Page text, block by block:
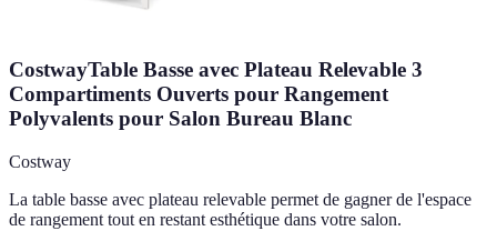
CostwayTable Basse avec Plateau Relevable 3
Compartiments Ouverts pour Rangement
Polyvalents pour Salon Bureau Blanc
Costway
La table basse avec plateau relevable permet de gagner de l'espace
de rangement tout en restant esthétique dans votre salon.